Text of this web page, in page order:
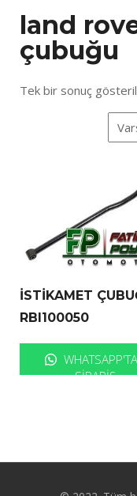
land
çubuğu
Tek bir sonuç
İSTİKAMET
RBI100050
SIPARIŞ